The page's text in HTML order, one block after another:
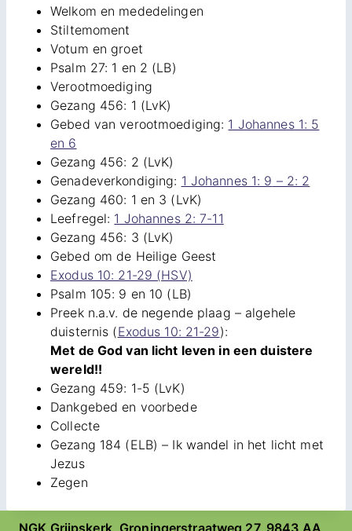
Welkom en mededelingen
Stiltemoment
Votum en groet
Psalm 27: 1 en 2 (LB)
Verootmoediging
Gezang 456: 1 (LvK)
Gebed van verootmoediging: 1 Johannes 1: 5
en 6
Gezang 456: 2 (LvK)
Genadeverkondiging: 1 Johannes 1: 9 – 2: 2
Gezang 460: 1 en 3 (LvK)
Leefregel: 1 Johannes 2: 7-11
Gezang 456: 3 (LvK)
Gebed om de Heilige Geest
Exodus 10: 21-29 (HSV)
Psalm 105: 9 en 10 (LB)
Preek n.a.v. de negende plaag – algehele
duisternis (Exodus 10: 21-29):
Met de God van licht leven in een duistere
wereld!!
Gezang 459: 1-5 (LvK)
Dankgebed en voorbede
Collecte
Gezang 184 (ELB) – Ik wandel in het licht met
Jezus
Zegen